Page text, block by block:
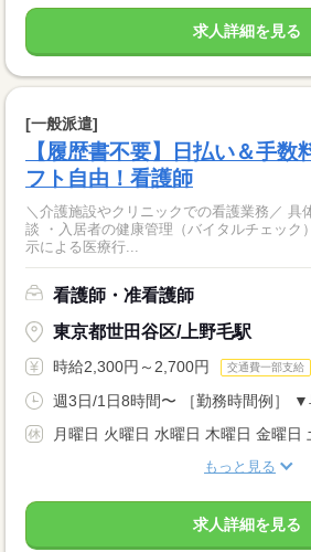
求人詳細を見る
[一般派遣]
【履歴書不要】日払い＆手
フト自由！看護師
＼介護施設やクリニックでの看護業務／ 具体的には・・・ ・健康相
談 ・入居者の健康管理（バイタルチェック
示による医療行...
看護師・准看護師
東京都世田谷区/上野毛駅
時給2,300円～2,700円 交通費一部支給
週3日/1日8時間〜 ［勤務時間例］ ▼
月曜日 火曜日 水曜日 木曜日 金曜日
もっと見る
求人詳細を見る